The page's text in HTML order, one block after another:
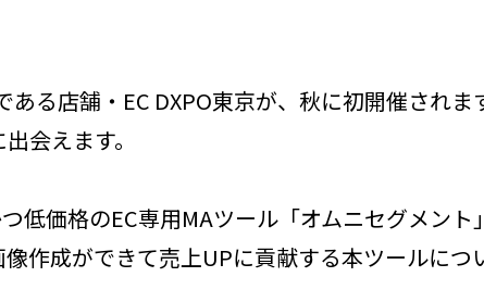
る店舗・EC DXPO東京が、秋に初開催され
会えます。
低価格のEC専用MAツール「オムニセグメン
作成ができて売上UPに貢献する本ツールにつ